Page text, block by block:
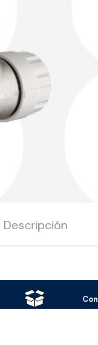
Descripción